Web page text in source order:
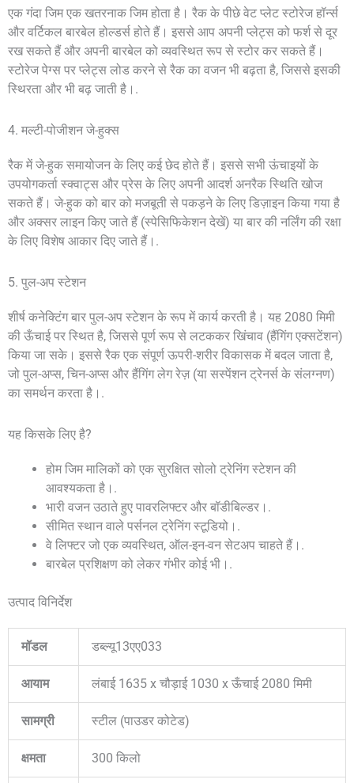
एक गंदा जिम एक खतरनाक जिम होता है। रैक के पीछे वेट प्लेट स्टोरेज हॉर्न्स
और वर्टिकल बारबेल होल्डर्स होते हैं। इससे आप अपनी प्लेट्स को फर्श से दूर
रख सकते हैं और अपनी बारबेल को व्यवस्थित रूप से स्टोर कर सकते हैं।
स्टोरेज पेग्स पर प्लेट्स लोड करने से रैक का वजन भी बढ़ता है, जिससे इसकी
स्थिरता और भी बढ़ जाती है।.
4. मल्टी-पोजीशन जे-हुक्स
रैक में जे-हुक समायोजन के लिए कई छेद होते हैं। इससे सभी ऊंचाइयों के
उपयोगकर्ता स्क्वाट्स और प्रेस के लिए अपनी आदर्श अनरैक स्थिति खोज
सकते हैं। जे-हुक को बार को मजबूती से पकड़ने के लिए डिज़ाइन किया गया है
और अक्सर लाइन किए जाते हैं (स्पेसिफिकेशन देखें) या बार की नर्लिंग की रक्षा
के लिए विशेष आकार दिए जाते हैं।.
5. पुल-अप स्टेशन
शीर्ष कनेक्टिंग बार पुल-अप स्टेशन के रूप में कार्य करती है। यह 2080 मिमी
की ऊँचाई पर स्थित है, जिससे पूर्ण रूप से लटककर खिंचाव (हैंगिंग एक्सटेंशन)
किया जा सके। इससे रैक एक संपूर्ण ऊपरी-शरीर विकासक में बदल जाता है,
जो पुल-अप्स, चिन-अप्स और हैंगिंग लेग रेज़ (या सस्पेंशन ट्रेनर्स के संलग्नण)
का समर्थन करता है।.
यह किसके लिए है?
होम जिम मालिकों को एक सुरक्षित सोलो ट्रेनिंग स्टेशन की
आवश्यकता है।.
भारी वजन उठाते हुए पावरलिफ्टर और बॉडीबिल्डर।.
सीमित स्थान वाले पर्सनल ट्रेनिंग स्टूडियो।.
वे लिफ्टर जो एक व्यवस्थित, ऑल-इन-वन सेटअप चाहते हैं।.
बारबेल प्रशिक्षण को लेकर गंभीर कोई भी।.
उत्पाद विनिर्देश
मॉडल डब्ल्यू13एए033
आयाम लंबाई 1635 x चौड़ाई 1030 x ऊँचाई 2080 मिमी
सामग्री स्टील (पाउडर कोटेड)
क्षमता 300 किलो